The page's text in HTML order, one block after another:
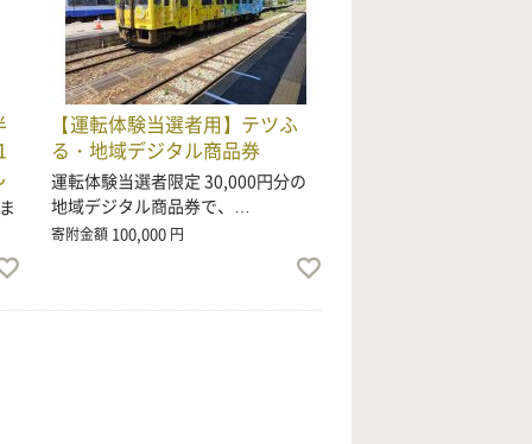
【運転体験当選者用】テツふ
る・地域デジタル商品券
運転体験当選者限定 30,000円分の
地域デジタル商品券で、…
寄附金額 100,000 円